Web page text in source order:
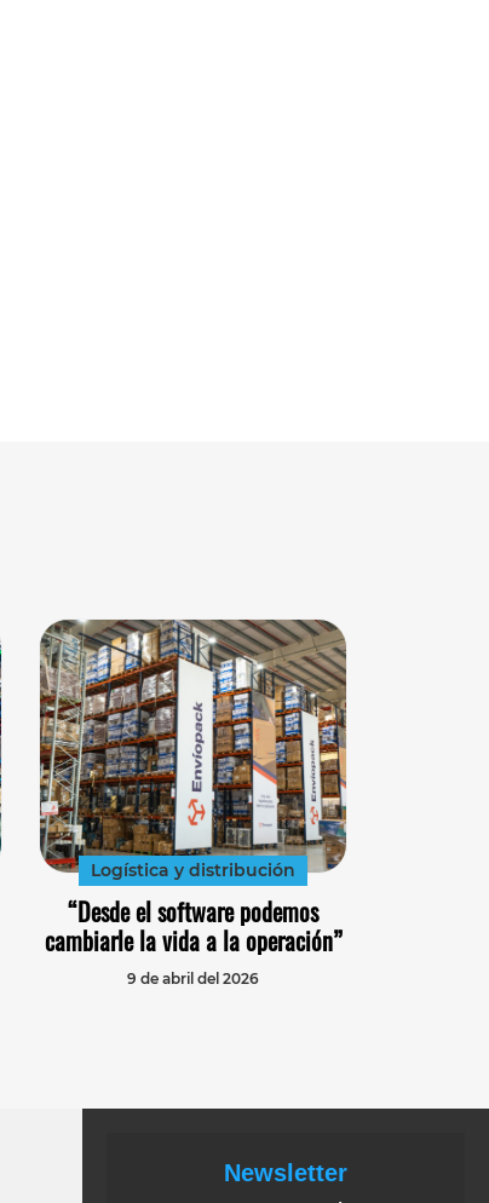
Logística y distribución
“Desde el software podemos
cambiarle la vida a la operación”
9 de abril del 2026
Newsletter